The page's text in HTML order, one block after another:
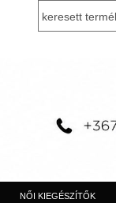
NŐI KIEGÉSZÍTŐK